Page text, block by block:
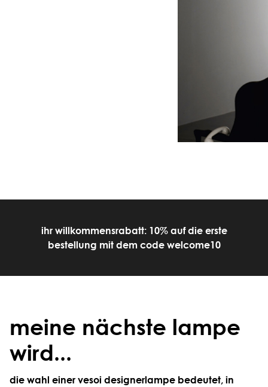
ihr willkommensrabatt: 10% auf die erste
bestellung mit dem code welcome10
meine nächste lampe
wird...
die wahl einer vesoi designerlampe bedeutet, in